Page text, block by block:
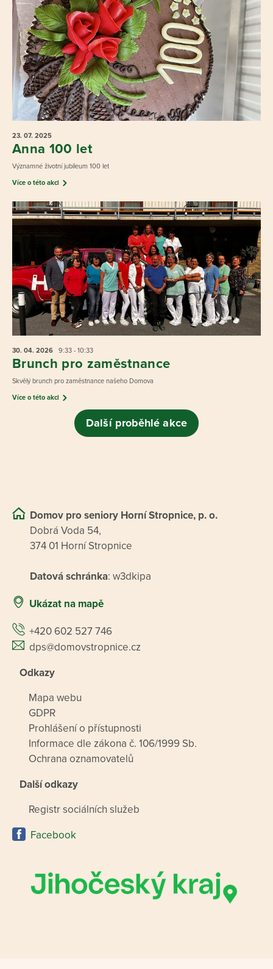
23. 07. 2025
Anna 100 let
Významné životní jubileum 100 let
Více o této akci
30. 04. 2026 9:33 - 10:33
Brunch pro zaměstnance
Skvělý brunch pro zaměstnance našeho Domova
Více o této akci
Další proběhlé akce
Domov pro seniory Horní Stropnice, p. o.
Dobrá Voda 54,
374 01 Horní Stropnice
Datová schránka: w3dkipa
Ukázat na mapě
+420 602 527 746
dps@domovstropnice.cz
Odkazy
Mapa webu
GDPR
Prohlášení o přístupnosti
Informace dle zákona č. 106/1999 Sb.
Ochrana oznamovatelů
Další odkazy
Registr sociálních služeb
Facebook